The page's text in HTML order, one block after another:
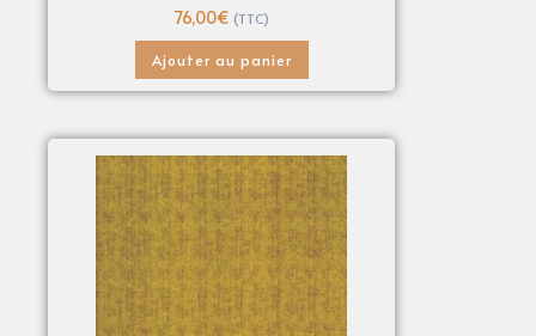
76,00€ (TTC)
Ajouter au panier